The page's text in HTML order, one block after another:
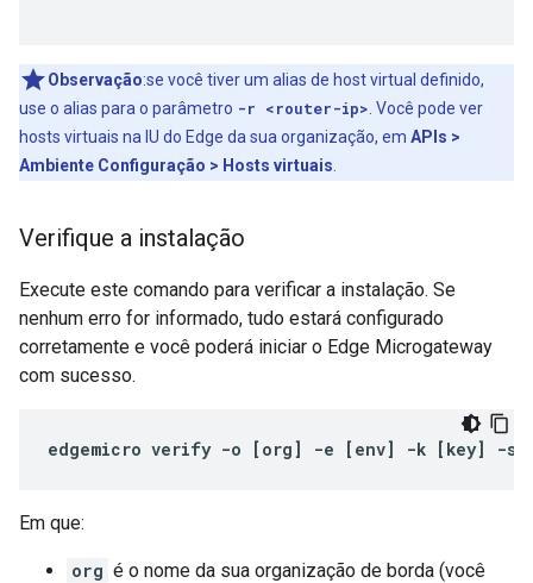
Observação:se você tiver um alias de host virtual definido,
use o alias para o parâmetro -r <router-ip> . Você pode ver
hosts virtuais na IU do Edge da sua organização, em APIs >
Ambiente Configuração > Hosts virtuais
Verifique a instalação
Execute este comando para verificar a instalação. Se
nenhum erro for informado, tudo estará configurado
corretamente e você poderá iniciar o Edge Microgateway
com sucesso.
edgemicro verify -o [ org] -e [ env] -k [ key] -s
Em que:
org é o nome da sua organização de borda (você